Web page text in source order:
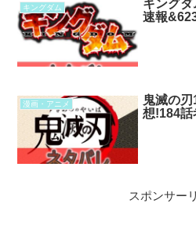
キングダム
キング
速報
漫画・アニメ
鬼滅の
想!184話
スポンサー